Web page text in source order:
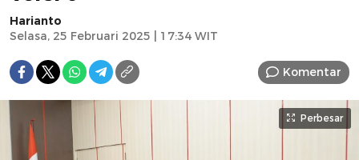
Harianto
Selasa, 25 Februari 2025 | 17:34 WIT
Komentar
Perbesar